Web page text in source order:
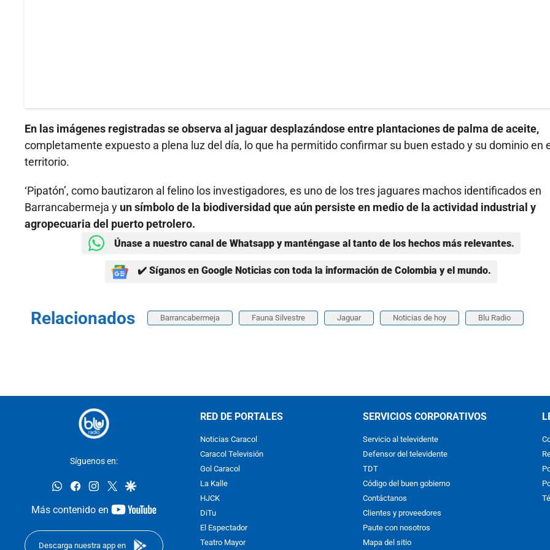
En las imágenes registradas se observa al jaguar desplazándose entre plantaciones de palma de aceite,
completamente expuesto a plena luz del día, lo que ha permitido confirmar su buen estado y su dominio en
territorio.
‘Pipatón’, como bautizaron al felino los investigadores, es uno de los tres jaguares machos identificados en
Barrancabermeja y un símbolo de la biodiversidad que aún persiste en medio de la actividad industrial y
agropecuaria del puerto petrolero.
Únase a nuestro canal de Whatsapp y manténgase al tanto de los hechos más relevantes.
✔️ Síganos en Google Noticias con toda la información de Colombia y el mundo.
Relacionados Barrancabermeja Fauna Silvestre Jaguar Noticias de hoy Blu Radio
Síguenos en:
whatsappfacebookinstagram
twittergoogle
Más contenido en
youtube-
Descarga nuestra app en
RED DE PORTALES
Noticias Caracol
Caracol Televisión
Gol Caracol
La Kalle
HJCK
DiTu
El Espectador
Teatro Mayor
SERVICIOS CORPORATIVOS
Servicio al televidente
Defensor del televidente
TDT
Código del buen gobierno
Contáctanos
Clientes y proveedores
Paute con nosotros
Mapa del sitio